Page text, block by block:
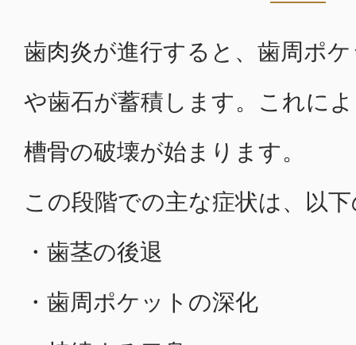
歯肉炎が進行すると、歯周ポ
や歯石が蓄積します。これに
槽骨の破壊が始まります。
この段階での主な症状は、以
・歯茎の後退
・歯周ポケットの深化